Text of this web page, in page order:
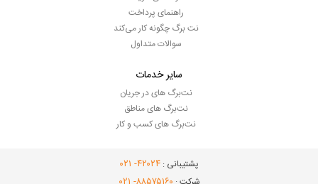
راهنمای پرداخت
نت برگ چگونه کار می‌کند
سوالات متداول
سایر خدمات
نت‌برگ های در جریان
نت‌برگ های مناطق
نت‌برگ های کسب و کار
پشتیبانی : ۴۲۰۲۴- ۰۲۱